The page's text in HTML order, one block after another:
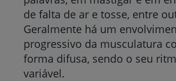
de falta de ar e tosse, entre
Geralmente há um
progressivo da musculatura
forma difusa, sendo o seu
variável.